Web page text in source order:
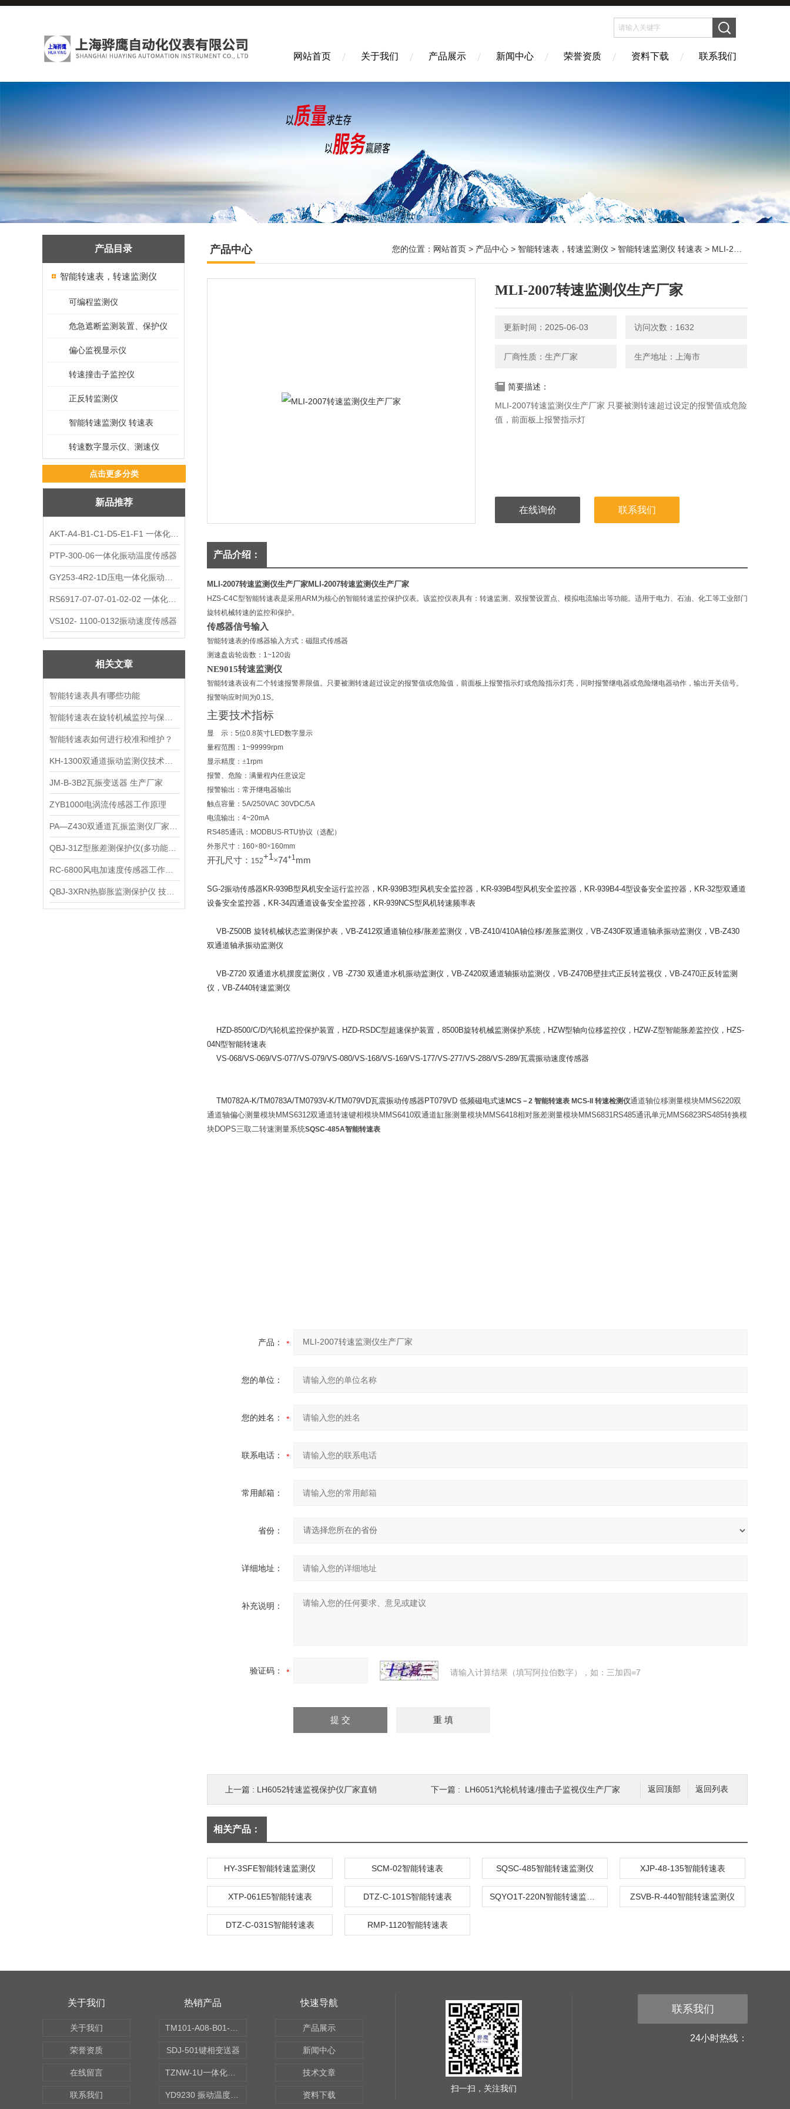
网站首页 关于我们 产品展示 新闻中心 荣誉资质 资料下载 联系我们
产品目录
智能转速表，转速监测仪
可编程监测仪
危急遮断监测装置、保护仪
偏心监视显示仪
转速撞击子监控仪
正反转监测仪
智能转速监测仪 转速表
转速数字显示仪、测速仪
点击更多分类
新品推荐
PTP-300-06一体化振动温度传感器
VS102- 1100-0132振动速度传感器
相关文章
智能转速表具有哪些功能
智能转速表如何进行校准和维护？
JM-B-3B2瓦振变送器 生产厂家
ZYB1000电涡流传感器工作原理
产品中心 您的位置： 网站首页 > 产品中心 > 智能转速表，转速监测仪 > 智能转速监测仪 转速表 > MLI-2007转速监测仪生产厂家
MLI-2007转速监测仪生产厂家
更新时间：2025-06-03 访问次数：1632
厂商性质：生产厂家 生产地址：上海市
简要描述：
MLI-2007转速监测仪生产厂家 只要被测转速超过设定的报警值或危险
值，前面板上报警指示灯
在线询价 联系我们
产品介绍：
MLI-2007转速监测仪生产厂家MLI-2007转速监测仪生产厂家
HZS-C4C型智能转速表是采用ARM 为核心的智能转速监控保护仪表。该监控仪表具有：转速监测、双报警设置点、模拟电流输出等功能。适用于电力、石油、化工等工业部门
旋转机械转速的监控和保护。
传感器信号输入
智能转速表的传感器输入方式：磁阻式传感器
测速盘齿轮齿数： 1~120齿
NE9015转速监测仪
智能转速表设有二个转速报警界限值。只要被测转速超过设定的报警值或危险值，前面板上报警指示灯或危险指示灯亮，同时报警继电器或危险继电器动作，输出开关信号。
报警响应时间为0.1S。
主要技术指标
显 示： 5位0.8英寸LED数字显示
量程范围： 1~99999rpm
显示精度：±1rpm
报警、危险：满量程内任意设定
报警输出：常开继电器输出
触点容量： 5A/250VAC 30VDC/5A
电流输出： 4~20mA
RS485通讯： MODBUS-RTU协议（选配）
外形尺寸： 160×80×160mm
开孔尺寸： 152+1 ×74+1mm
SG-2振动传感器KR-939B型风机安全运行监控器 ，KR-939B3型风机安全监控器，KR-939B4型风机安全监控器，KR-939B4-4型设备安全监控器，KR-32型双通道
设备安全监控器，KR-34四通道设备安全监控器，KR-939NCS型风机转速频率表
VB-Z500B 旋转机械状态监测保护表，VB-Z412双通道轴位移/胀差监测仪，VB-Z410/410A轴位移/差胀监测仪，VB-Z430F双通道轴承振动监测仪，VB-Z430
双通道轴承振动监测仪
VB-Z720 双通道水机摆度监测仪，VB -Z730 双通道水机振动监测仪，VB-Z420双通道轴振动监测仪，VB-Z470B壁挂式正反转监视仪，VB-Z470正反转监测
仪，VB-Z440转速监测仪
HZD-8500/C/D汽轮机监控保护装置，HZD-RSDC型超速保护装置，8500B旋转机械监测保护系统，HZW型轴向位移监控仪，HZW-Z型智能胀差监控仪，HZS-
04N型智能转速表
VS-068/VS-069/VS-077/VS-079/VS-080/VS-168/VS-169/VS-177/VS-277/VS-288/VS-289/瓦震振动速度传感器
TM0782A-K/TM0783A/TM0793V-K/TM079VD瓦震振动传感器PT079VD 低频磁电式速 MCS－2 智能转速表 MCS-II 转速检测仪通道轴位移测量模块MMS6220双
通道轴偏心测量模块MMS6312双通道转速键相模块MMS6410双通道缸胀测量模块MMS6418相对胀差测量模块MMS6831RS485通讯单元MMS6823RS485转换模
块DOPS三取二转速测量系统SQSC-485A智能转速表
产品：
您的单位：
您的姓名：
联系电话：
常用邮箱：
省份：
详细地址：
补充说明：
验证码： 请输入计算结果（填写阿拉伯数字），如：三加四=7
返回列表
返回顶部
上一篇 : LH6052转速监视保护仪厂家直销 下一篇 : LH6051汽轮机转速/撞击子监视仪生产厂家
相关产品：
HY-3SFE智能转速监测仪 SCM-02智能转速表 SQSC-485智能转速监测仪 XJP-48-135智能转速表
XTP-061E5智能转速表 DTZ-C-101S智能转速表 ZSVB-R-440智能转速监测仪
DTZ-C-031S智能转速表 RMP-1120智能转速表
关于我们
关于我们
荣誉资质
在线留言
联系我们
热销产品
SDJ-501键相变送器
快速导航
产品展示
新闻中心
技术文章
资料下载
扫一扫，关注我们
联系我们
24小时热线：